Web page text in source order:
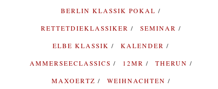
BERLIN KLASSIK POKAL
RETTETDIEKLASSIKER
SEMINAR
ELBE KLASSIK
KALENDER
AMMERSEECLASSICS
12MR
THERUN
MAXOERTZ
WEIHNACHTEN